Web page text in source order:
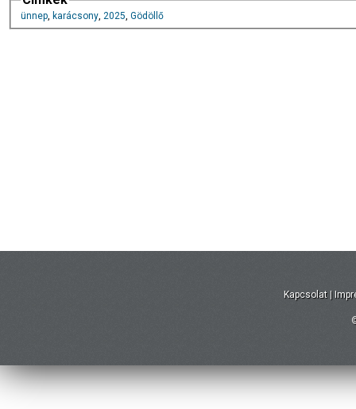
ünnep, karácsony, 2025, Gödöllő
Kapcsolat |